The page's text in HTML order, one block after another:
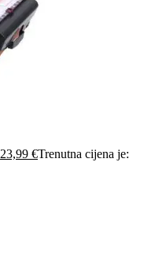
23,99 €Trenutna cijena je: